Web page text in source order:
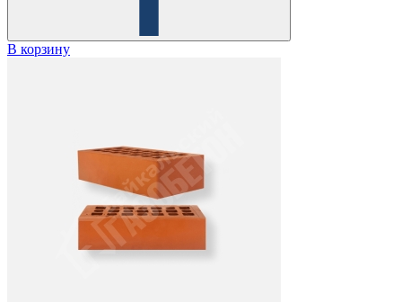
В корзину